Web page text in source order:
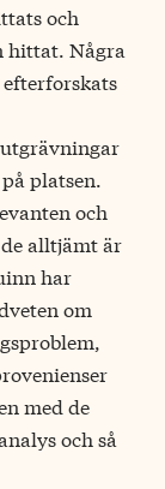
och
hittat. Några
platsen.
och
alltjämt är
har
om
med de
och så